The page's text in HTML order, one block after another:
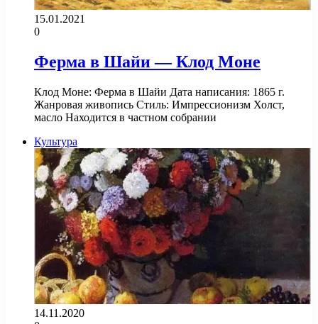
15.01.2021
0
Ферма в Шайи — Клод Моне
Клод Моне: Ферма в Шайи Дата написания: 1865 г.
Жанровая живопись Стиль: Импрессионизм Холст,
масло Находится в частном собрании
Культура
14.11.2020